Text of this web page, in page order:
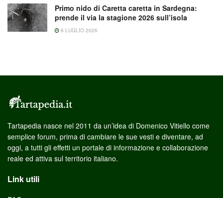
Primo nido di Caretta caretta in Sardegna:
prende il via la stagione 2026 sull’isola
6 LUGLIO 2026
Tartapedia nasce nel 2011 da un’idea di Domenico Vitiello come
semplice forum, prima di cambiare le sue vesti e diventare, ad
oggi, a tutti gli effetti un portale di informazione e collaborazione
reale ed attiva sul territorio italiano.
Link utili